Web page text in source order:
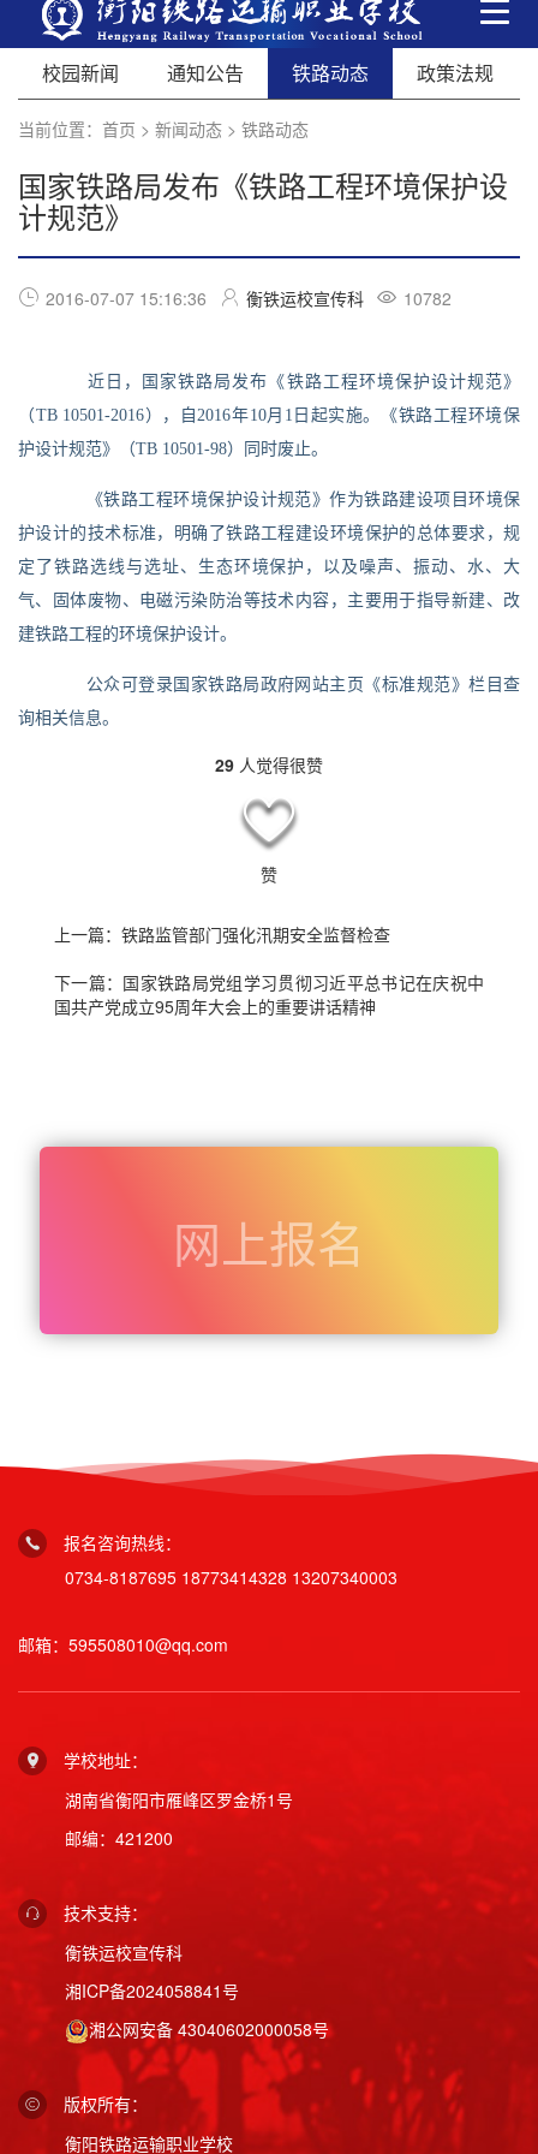
当前位置： 首页 > 新闻动态 > 铁路动态
国家铁路局发布《铁路工程环境保护设
计规范》
2016-07-07 15:16:36 衡铁运校宣传科 10782
近日，国家铁路局发布《铁路工程环境保护设计规范》
（TB 10501-2016），自2016年10月1日起实施。《铁路工程环境保
护设计规范》（TB 10501-98）同时废止。
《铁路工程环境保护设计规范》作为铁路建设项目环境保
护设计的技术标准，明确了铁路工程建设环境保护的总体要求，规
定了铁路选线与选址、生态环境保护，以及噪声、振动、水、大
气、固体废物、电磁污染防治等技术内容，主要用于指导新建、改
建铁路工程的环境保护设计。
公众可登录国家铁路局政府网站主页《标准规范》栏目查
询相关信息。
29 人觉得很赞
赞
上一篇： 铁路监管部门强化汛期安全监督检查
下一篇： 国家铁路局党组学习贯彻习近平总书记在庆祝中
国共产党成立95周年大会上的重要讲话精神
网上报名
校园新闻 通知公告 铁路动态 政策法规
报名咨询热线：
0734-8187695 18773414328 13207340003
邮箱：595508010@qq.com
学校地址：
湖南省衡阳市雁峰区罗金桥1号
邮编：421200
技术支持：
衡铁运校宣传科
湘ICP备2024058841号
湘公网安备 43040602000058号
版权所有：
衡阳铁路运输职业学校